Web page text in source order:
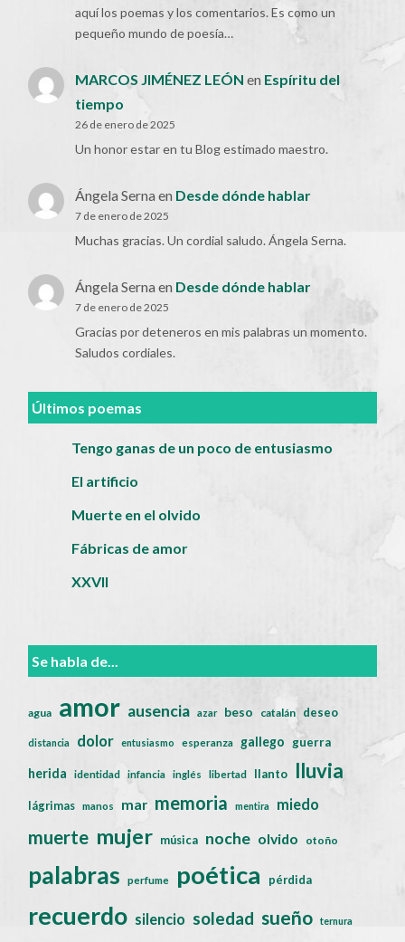
aquí los poemas y los comentarios. Es como un
pequeño mundo de poesía…
MARCOS JIMÉNEZ LEÓN en Espíritu del
tiempo
26 de enero de 2025
Un honor estar en tu Blog estimado maestro.
Ángela Serna en Desde dónde hablar
7 de enero de 2025
Muchas gracias. Un cordial saludo. Ángela Serna.
Ángela Serna en Desde dónde hablar
7 de enero de 2025
Gracias por deteneros en mis palabras un momento.
Saludos cordiales.
Últimos poemas
Tengo ganas de un poco de entusiasmo
El artificio
Muerte en el olvido
Fábricas de amor
XXVII
Se habla de...
agua amor ausencia azar beso catalán deseo
distancia dolor entusiasmo esperanza gallego guerra
herida identidad infancia inglés libertad llanto lluvia
lágrimas manos mar memoria mentira miedo
muerte mujer música noche olvido otoño
palabras perfume poética pérdida
recuerdo silencio soledad sueño ternura